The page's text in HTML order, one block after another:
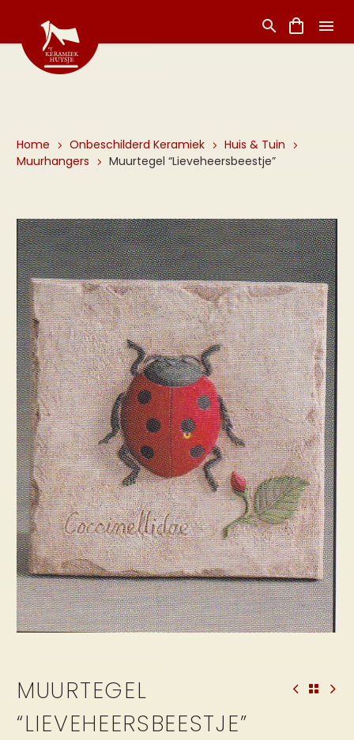
Home Onbeschilderd Keramiek
Huis & Tuin
Muurhangers
Muurtegel “Lieveheersbeestje”
MUURTEGEL
“LIEVEHEERSBEESTJE”